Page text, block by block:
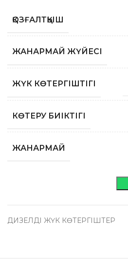
ҚОЗҒАЛТҚЫШ
ЖАНАРМАЙ ЖҮЙЕСІ
ЖҮК КӨТЕРГІШТІГІ
КӨТЕРУ БИІКТІГІ
ЖАНАРМАЙ
ДИЗЕЛДІ ЖҮК КӨТЕРГІШТЕР